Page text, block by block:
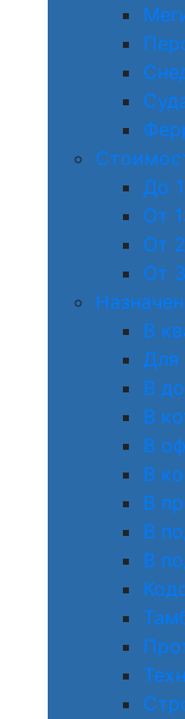
До
От
От
От
В
Для
В
В
В
В
В
В
В